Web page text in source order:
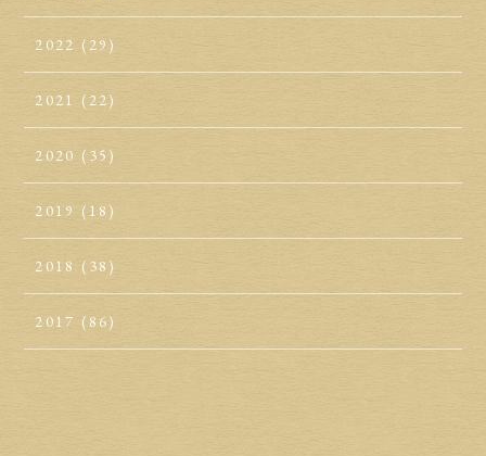
2022 (29)
2021 (22)
2020 (35)
2019 (18)
2018 (38)
2017 (86)